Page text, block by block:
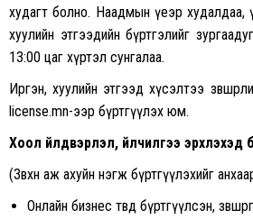
худагт болно. Наадмын үеэр худалдаа,
хуулийн этгээдийн бүртгэлийг
13:00 цаг хүртэл сунгалаа.
Иргэн, хуулийн этгээд хүсэлтээ
license.mn-ээр бүртгүүлэх юм.
Хоол үйлдвэрлэл, үйлчилгээ эрхлэхэд
(Зөвхөн аж ахуйн нэгж бүртгүүлэхийг
Онлайн бизнес төвд бүртгүүлсэн,